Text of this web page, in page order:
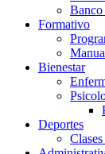
Formativo
Bienestar
Deportes